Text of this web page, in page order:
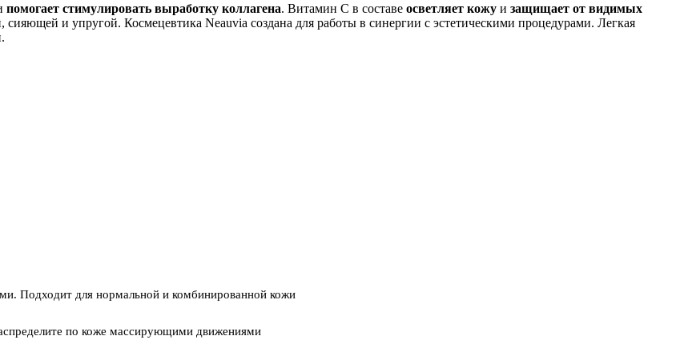
помогает стимулировать выработку коллагена. Витамин С в составе осветляет кожу и защищает от видимых
сияющей и упругой. Космецевтика Neauvia создана для работы в синергии с эстетическими процедурами. Легкая
Подходит для нормальной и комбинированной кожи
по коже массирующими движениями